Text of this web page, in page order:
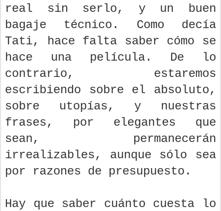
real sin serlo, y un buen
bagaje técnico. Como decía
Tati, hace falta saber cómo se
hace una película. De lo
contrario, estaremos
escribiendo sobre el absoluto,
sobre utopías, y nuestras
frases, por elegantes que
sean, permanecerán
irrealizables, aunque sólo sea
por razones de presupuesto.
Hay que saber cuánto cuesta lo